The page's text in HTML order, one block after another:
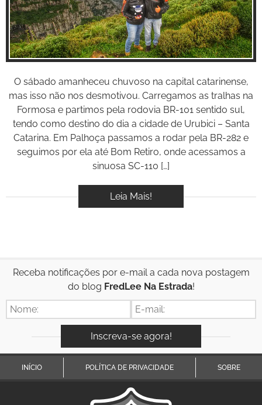
O sábado amanheceu chuvoso na capital catarinense,
mas isso não nos desmotivou. Carregamos as tralhas na
Formosa e partimos pela rodovia BR-101 sentido sul,
tendo como destino do dia a cidade de Urubici – Santa
Catarina. Em Palhoça passamos a rodar pela BR-282 e
seguimos por ela até Bom Retiro, onde acessamos a
sinuosa SC-110 […]
Leia Mais!
Receba notificações por e-mail a cada nova postagem
do blog FredLee Na Estrada!
INÍCIO POLÍTICA DE PRIVACIDADE SOBRE